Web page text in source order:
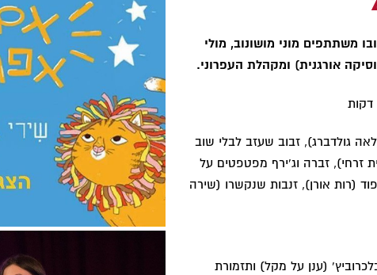
משתתפים מוני מושונוב, מולי
אורגנית) ומקהלת העפרוני.
גולדברג), זבוב שעזב לבלי שוב
זרחי), זברה וג'ירף מפטפטים על
(רות אורן), זנבות שנקשרו (שירה
(ענן על מקל) ותזמורת